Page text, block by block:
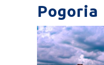
Pogoria